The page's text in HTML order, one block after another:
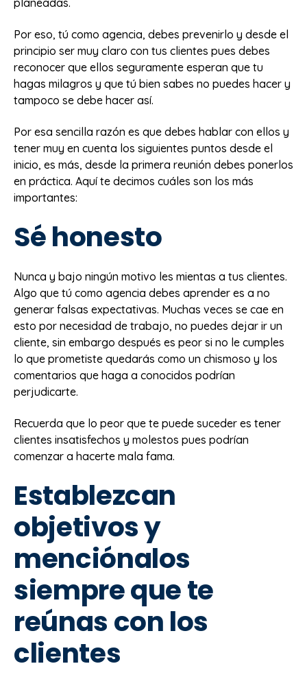
Por eso, tú como agencia, debes prevenirlo y desde el
principio ser muy claro con tus clientes pues debes
reconocer que ellos seguramente esperan que tu
hagas milagros y que tú bien sabes no puedes hacer y
tampoco se debe hacer así.
Por esa sencilla razón es que debes hablar con ellos y
tener muy en cuenta los siguientes puntos desde el
inicio, es más, desde la primera reunión debes ponerlos
en práctica. Aquí te decimos cuáles son los más
importantes:
Sé honesto
Nunca y bajo ningún motivo les mientas a tus clientes.
Algo que tú como agencia debes aprender es a no
generar falsas expectativas. Muchas veces se cae en
esto por necesidad de trabajo, no puedes dejar ir un
cliente, sin embargo después es peor si no le cumples
lo que prometiste quedarás como un chismoso y los
comentarios que haga a conocidos podrían
perjudicarte.
Recuerda que lo peor que te puede suceder es tener
clientes insatisfechos y molestos pues podrían
comenzar a hacerte mala fama.
Establezcan
objetivos y
menciónalos
siempre que te
reúnas con los
clientes